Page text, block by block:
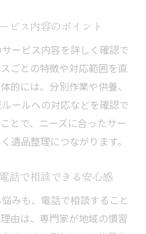
ビス内容のポイント
ービス内容を詳しく確認で
ごとの特徴や対応範囲を直
的には、分別作業や供養、
ールへの対応などを確認で
とで、ニーズに合ったサー
遺品整理につながります。
話で相談できる安心感
みも、電話で相談すること
由は、専門家が地域の慣習